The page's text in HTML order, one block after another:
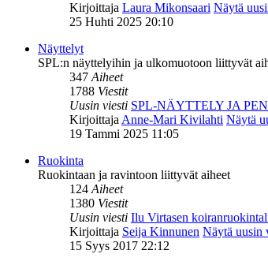
Kirjoittaja Laura Mikonsaari Näytä
25 Huhti 2025 20:10
Näyttelyt
SPL:n näyttelyihin ja ulkomuotoon liittyvät
347Aiheet
1788 Viestit
Uusin viesti SPL-NÄYTTELY JA
KirjoittajaAnne-Mari Kivilahti Näytä
19 Tammi 2025 11:05
Ruokinta
Ruokintaan ja ravintoon liittyvät aiheet
124Aiheet
1380 Viestit
Uusin viesti Ilu Virtasen
Kirjoittaja Seija Kinnunen Näytä uusin
15 Syys 2017 22:12